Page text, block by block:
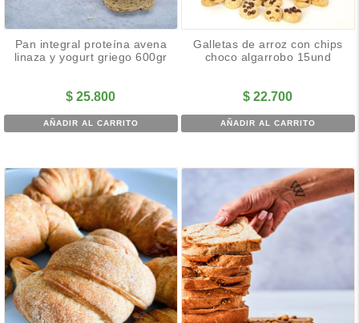
Pan integral proteína avena
linaza y yogurt griego 600gr
$ 25.800
AÑADIR AL CARRITO
Galletas de arroz con chips
choco algarrobo 15und
$ 22.700
AÑADIR AL CARRITO